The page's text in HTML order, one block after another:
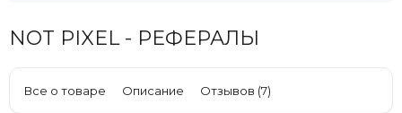
NOT PIXEL - РЕФЕРАЛЫ
Все о товаре Описание Отзывов (7)